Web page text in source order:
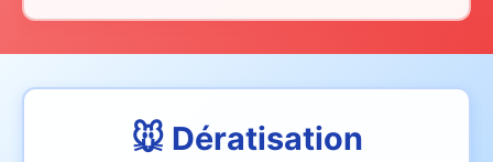
🐭 Dératisation